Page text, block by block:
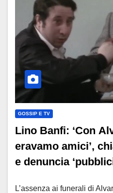
GOSSIP E TV
Lino Banfi: ‘Con
eravamo amici’,
e denuncia
L’assenza ai funerali di